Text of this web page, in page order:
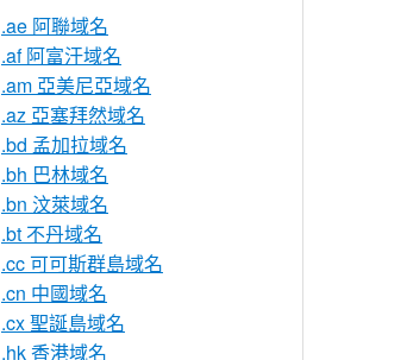
.ae 阿聯域名
.af 阿富汗域名
.am 亞美尼亞域名
.az 亞塞拜然域名
.bd 孟加拉域名
.bh 巴林域名
.bn 汶萊域名
.bt 不丹域名
.cc 可可斯群島域名
.cn 中國域名
.cx 聖誕島域名
.hk 香港域名